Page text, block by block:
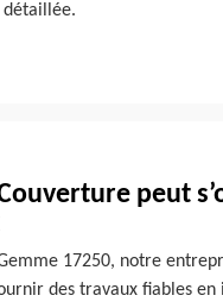
peut
17250, notre
des travaux fiables en